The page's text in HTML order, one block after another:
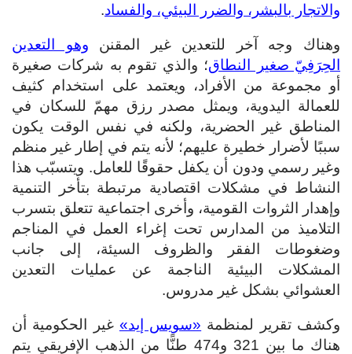
والاتجار بالبشر، والضرر البيئي، والفساد.
وهناك وجه آخر للتعدين غير المقنن وهو التعدين
الحِرَفِيّ صغير النطاق؛ والذي تقوم به شركات صغيرة
أو مجموعة من الأفراد، ويعتمد على استخدام كثيف
للعمالة اليدوية، ويمثل مصدر رزق مهمّ للسكان في
المناطق غير الحضرية، ولكنه في نفس الوقت يكون
سببًا لأضرار خطيرة عليهم؛ لأنه يتم في إطار غير منظم
وغير رسمي ودون أن يكفل حقوقًا للعامل. ويتسبّب هذا
النشاط في مشكلات اقتصادية مرتبطة بتأخر التنمية
وإهدار الثروات القومية، وأخرى اجتماعية تتعلق بتسرب
التلاميذ من المدارس تحت إغراء العمل في المناجم
وضغوطات الفقر والظروف السيئة، إلى جانب
المشكلات البيئية الناجمة عن عمليات التعدين
العشوائي بشكل غير مدروس.
وكشف تقرير لمنظمة «سويس إيد» غير الحكومية أن
هناك ما بين 321 و474 طنًّا من الذهب الإفريقي يتم